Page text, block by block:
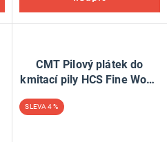
CMT Pilový plátek do
kmitací pily HCS Fine Wood
4 %